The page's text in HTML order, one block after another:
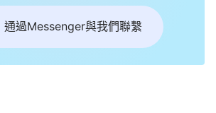
世作工。可是這本《羔羊展開的書
怎麽説也不對啊！主啊，我到底該
成終的恩主耶穌基督啊，現在弟兄
通過Messenger與我們聯繫